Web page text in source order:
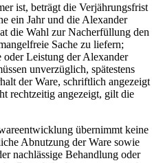
ist, beträgt die Verjährungsfrist
ein Jahr und die Alexander
die Wahl zur Nacherfüllung den
Sache zu liefern;
Leistung der Alexander
unverzüglich, spätestens
der Ware, schriftlich angezeigt
rechtzeitig angezeigt, gilt die
übernimmt keine
Abnutzung der Ware sowie
nachlässige Behandlung oder